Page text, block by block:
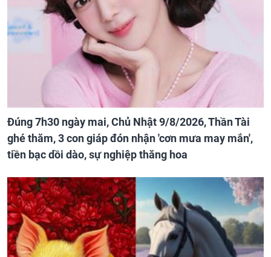
Đúng 7h30 ngày mai, Chủ Nhật 9/8/2026, Thần Tài
ghé thăm, 3 con giáp đón nhận 'cơn mưa may mắn',
tiền bạc dồi dào, sự nghiệp thăng hoa